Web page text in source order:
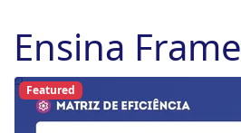
Ensina
Featured